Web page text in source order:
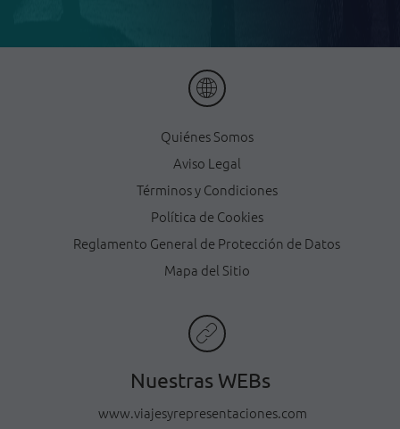
Quiénes Somos
Aviso Legal
Términos y Condiciones
Política de Cookies
Reglamento General de Protección de Datos
Mapa del Sitio
Nuestras WEBs
www.viajesyrepresentaciones.com